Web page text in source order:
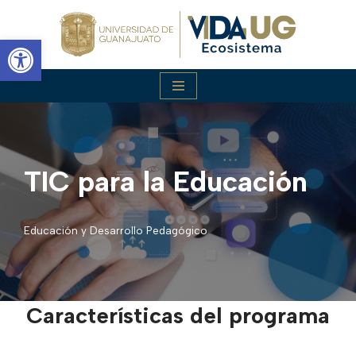
Abrir barra de herramientas
Saltar
al
contenido
TIC para la Educación
Educación y Desarrollo Pedagógico
Características del programa